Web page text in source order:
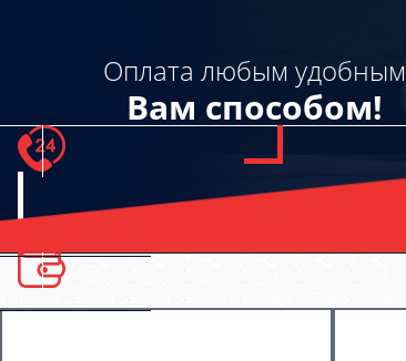
Оплата любым удобным
Вам способом!